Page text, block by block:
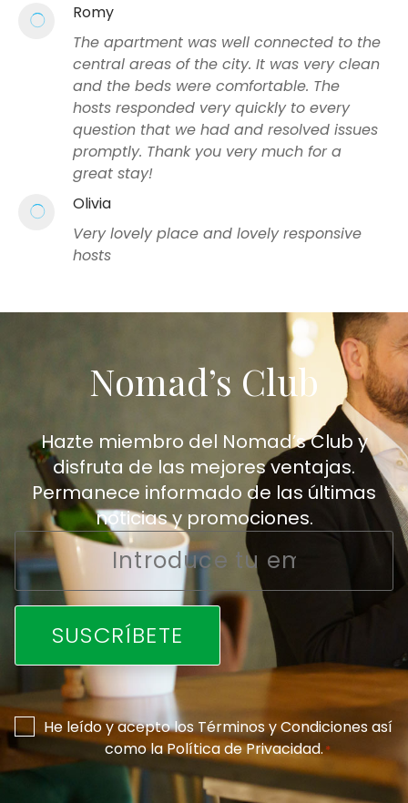
Romy
The apartment was well connected to the
central areas of the city. It was very clean
and the beds were comfortable. The
hosts responded very quickly to every
question that we had and resolved issues
promptly. Thank you very much for a
great stay!
Olivia
Very lovely place and lovely responsive
hosts
Nomad’s Club
Hazte miembro del Nomad’s Club y
disfruta de las mejores ventajas.
Permanece informado de las últimas
noticias y promociones.
Consentimiento
*
He leído y acepto losTérminos y Condicionesasí
como laPolítica de Privacidad.*
Email
*